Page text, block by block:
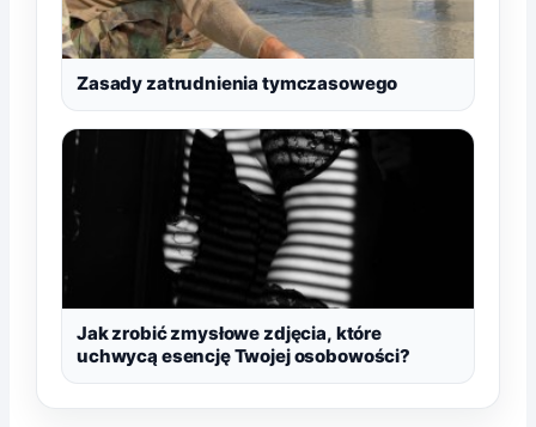
Zasady zatrudnienia tymczasowego
Jak zrobić zmysłowe zdjęcia, które
uchwycą esencję Twojej osobowości?